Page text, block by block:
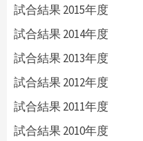
試合結果 2015年度
試合結果 2014年度
試合結果 2013年度
試合結果 2012年度
試合結果 2011年度
試合結果 2010年度